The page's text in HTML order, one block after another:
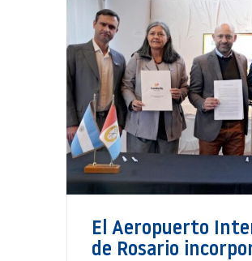
El Aeropuerto
de Rosario